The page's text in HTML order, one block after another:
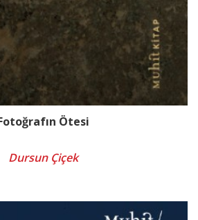
Ötesi
Dursun Çiçek